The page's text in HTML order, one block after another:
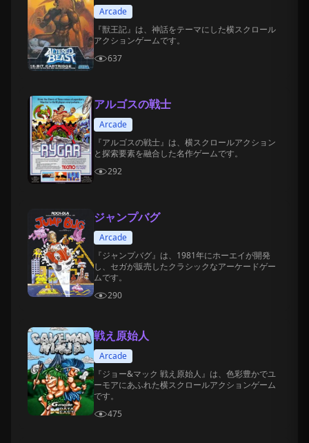
Arcade
『獣王記』は、神話をテーマにした横スクロール
アクションゲームです。
637
アルゴスの戦士
Arcade
『アルゴスの戦士』は、横スクロールアクション
と探索要素を融合した名作ゲームです。
292
ジャンプバグ
Arcade
『ジャンプバグ』は、1981年にホーエイが開発
し、セガが販売したクラシックなアーケードゲー
ムです。
290
戦え原始人
Arcade
『ジョー&マック 戦え原始人』は、色彩豊かでユ
ーモアにあふれた横スクロールアクションゲーム
です。
475